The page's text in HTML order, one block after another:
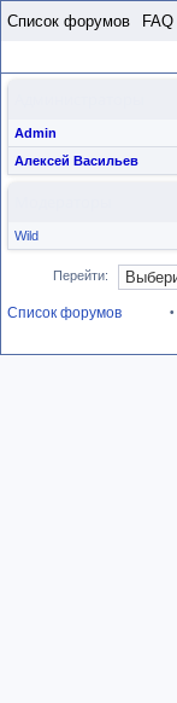
Список форумов FAQ
Admin
Алексей Васильев
Wild
Перейти:
Список форумов •